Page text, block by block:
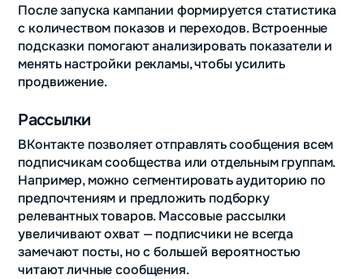
После запуска кампании формируется статистика
с количеством показов и переходов. Встроенные
подсказки помогают анализировать показатели и
менять настройки рекламы, чтобы усилить
продвижение.
Рассылки
ВКонтакте позволяет отправлять сообщения всем
подписчикам сообщества или отдельным группам.
Например, можно сегментировать аудиторию по
предпочтениям и предложить подборку
релевантных товаров. Массовые рассылки
увеличивают охват — подписчики не всегда
замечают посты, но с большей вероятностью
читают личные сообщения.